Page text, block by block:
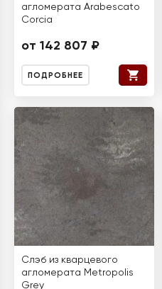
агломерата Arabescato
Corcia
от 142 807 ₽
ПОДРОБНЕЕ
Слэб из кварцевого
агломерата Metropolis
Grey